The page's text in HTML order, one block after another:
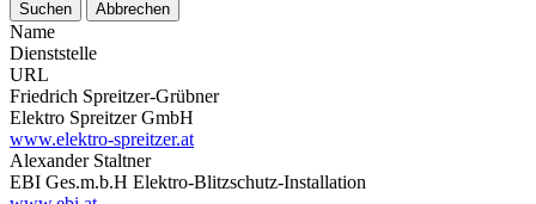
Name
Dienststelle
URL
Friedrich Spreitzer-Grübner
Elektro Spreitzer GmbH
www.elektro-spreitzer.at
Alexander Staltner
EBI Ges.m.b.H Elektro-Blitzschutz-Installation